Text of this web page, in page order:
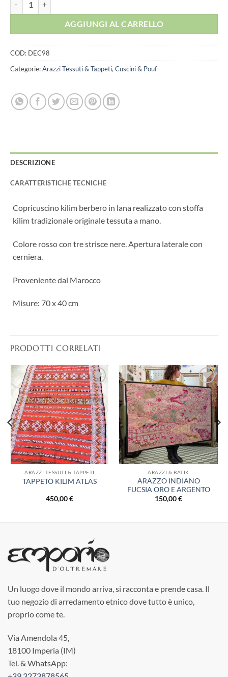
AGGIUNGI AL CARRELLO
COD: DEC98
Categorie:Arazzi Tessuti & Tappeti, Cuscini & Pouf
DESCRIZIONE
CARATTERISTICHE TECNICHE
Copricuscino kilim berbero in lana realizzato con stoffa
kilim tradizionale originale tessuta a mano.
Colore rosso con tre strisce nere. Apertura laterale con
cerniera.
Proveniente dal Marocco
Misure: 70 x 40 cm
PRODOTTI CORRELATI
Aggiungi
alla lista
dei
desideri
ARAZZI TESSUTI & TAPPETI
TAPPETO KILIM ATLAS
450,00€
Aggiungi
alla lista
dei
desideri
ARAZZI & BATIK
ARAZZO INDIANO
FUCSIA ORO E ARGENTO
150,00€
Un luogo dove il mondo arriva, si racconta e prende casa. Il
tuo negozio di arredamento etnico dove tutto è unico,
proprio come te.
Via Amendola 45,
18100 Imperia (IM)
Tel. & WhatsApp: